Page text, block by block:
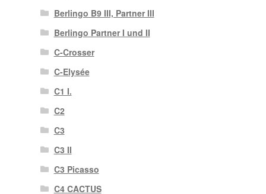
Berlingo B9 III, Partner III
Berlingo Partner I und II
C-Crosser
C-Elysée
C1 I.
C2
C3
C3 II
C3 Picasso
C4 CACTUS